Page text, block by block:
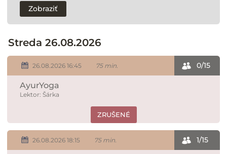
Zobraziť
Streda 26.08.2026
26.08.2026 16:45 75 min.
AyurYoga
Lektor: Šárka
0/15
ZRUŠENÉ
26.08.2026 18:15 75 min. 1/15